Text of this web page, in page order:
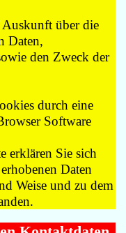
Auskunft über die
Daten,
den Zweck der
durch eine
Software
erklären Sie sich
Daten
Weise und zu dem